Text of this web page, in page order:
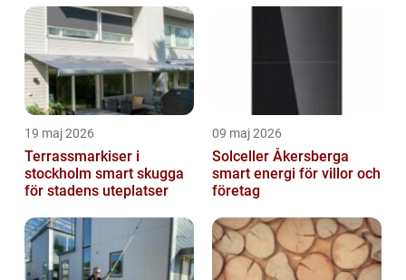
19 maj 2026
Terrassmarkiser i
stockholm smart skugga
för stadens uteplatser
09 maj 2026
Solceller Åkersberga
smart energi för villor och
företag